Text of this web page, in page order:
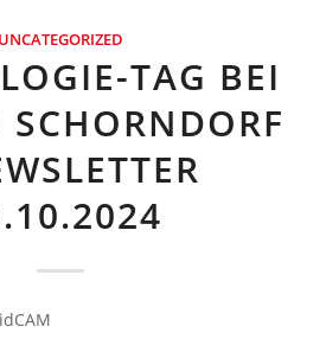
UNCATEGORIZED
TAG BEI